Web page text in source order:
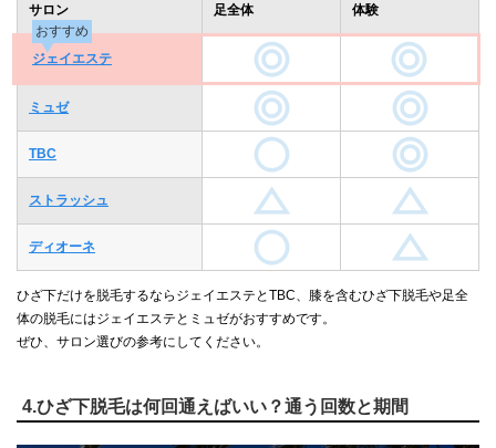
サロン 足全体
体験
おすすめ
ジェイエステ
ミュゼ
TBC
ストラッシュ
ディオーネ
ひざ下だけを脱毛するならジェイエステとTBC、膝を含むひざ下脱毛や足全
体の脱毛にはジェイエステとミュゼがおすすめです。
ぜひ、サロン選びの参考にしてください。
4.ひざ下脱毛は何回通えばいい？通う回数と期間